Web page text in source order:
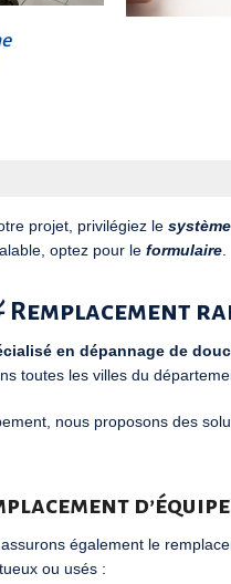
projet, privilégiez le
optez pour le formulaire
Remplacement
en dépannage de
toutes les villes du
nous proposons des
également le
ou usés :